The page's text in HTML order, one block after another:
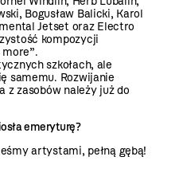
Bogusław Balicki, Karol
Jetset oraz Electro
kompozycji
szkołach, ale
samemu. Rozwijanie
z zasobów należy już do
emeryturę?
artystami, pełną gębą!